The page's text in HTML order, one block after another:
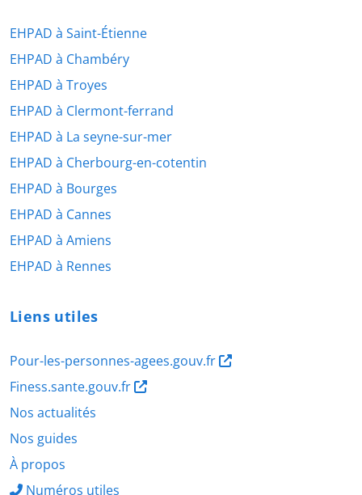
EHPAD à Saint-Étienne
EHPAD à Chambéry
EHPAD à Troyes
EHPAD à Clermont-ferrand
EHPAD à La seyne-sur-mer
EHPAD à Cherbourg-en-cotentin
EHPAD à Bourges
EHPAD à Cannes
EHPAD à Amiens
EHPAD à Rennes
Liens utiles
Pour-les-personnes-agees.gouv.fr
Finess.sante.gouv.fr
Nos actualités
Nos guides
À propos
Numéros utiles